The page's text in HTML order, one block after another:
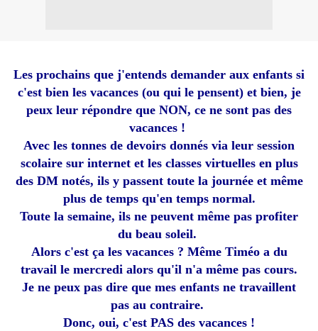
Les prochains que j'entends demander aux enfants si
c'est bien les vacances (ou qui le pensent) et bien, je
peux leur répondre que NON, ce ne sont pas des
vacances !
Avec les tonnes de devoirs donnés via leur session
scolaire sur internet et les classes virtuelles en plus
des DM notés, ils y passent toute la journée et même
plus de temps qu'en temps normal.
Toute la semaine, ils ne peuvent même pas profiter
du beau soleil.
Alors c'est ça les vacances ? Même Timéo a du
travail le mercredi alors qu'il n'a même pas cours.
Je ne peux pas dire que mes enfants ne travaillent
pas au contraire.
Donc, oui, c'est PAS des vacances !